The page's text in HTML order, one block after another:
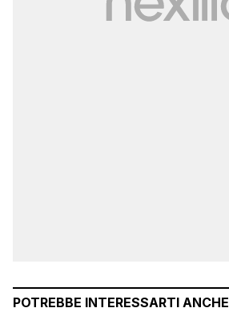
POTREBBE INTERESSARTI ANCHE